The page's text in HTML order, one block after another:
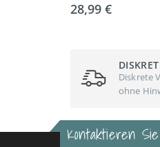
28,99 €
Diskrete
ohne
Kontaktieren